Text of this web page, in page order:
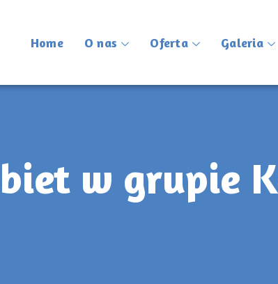
Home O nas Oferta Galeria
w grupie